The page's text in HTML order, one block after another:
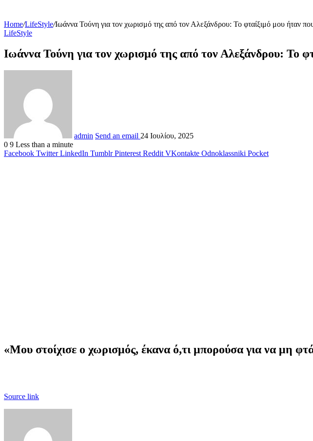
Home/LifeStyle/Ιωάννα Τούνη για τον χωρισμό της από τον Αλεξάνδρου: Το φταίξιμό μου ήταν
LifeStyle
Ιωάννα Τούνη για τον χωρισμό της από τον Αλεξάνδρου: Το
admin Send an email 24 Ιουλίου, 2025
0 9 Less than a minute
Facebook Twitter LinkedIn Tumblr Pinterest Reddit VKontakte Odnoklassniki Pocket
«Μου στοίχισε ο χωρισμός, έκανα ό,τι μπορούσα για να μη
Source link